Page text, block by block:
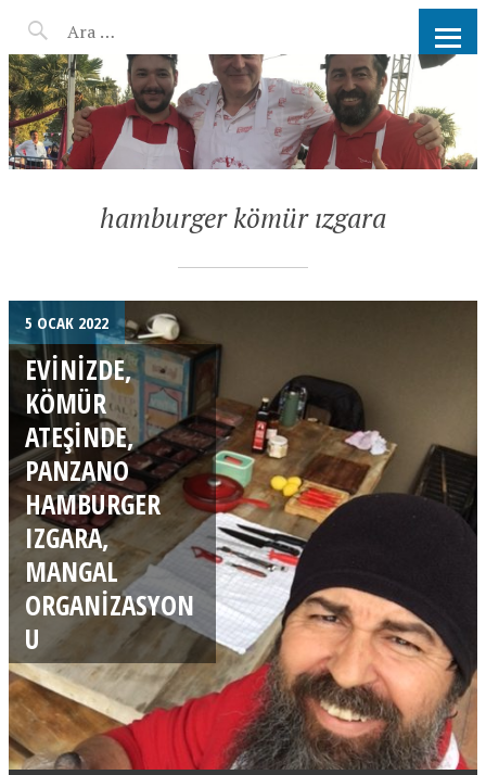
AHMET KATER KÖMÜR
ATEŞINDE BARBEKÜ, IZGARA,
MANGAL PARTISI
HIZMETLERI
hamburger kömür ızgara
5 OCAK 2022
EVINIZDE,
KÖMÜR
ATEŞINDE,
PANZANO
HAMBURGER
IZGARA,
MANGAL
ORGANIZASYON
U